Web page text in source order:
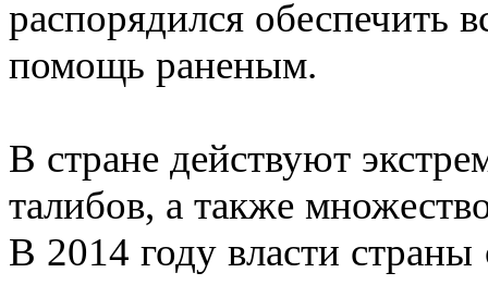
распорядился
помощь раненым.
В стране действуют
талибов, а также
В 2014 году власти страны